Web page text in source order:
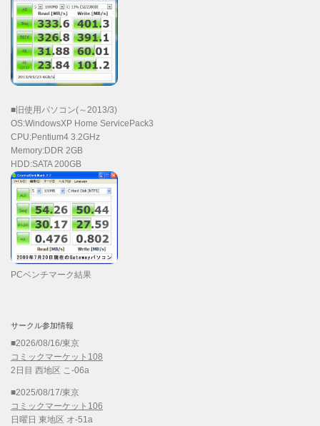
■旧使用パソコン(～2013/3)
OS:WindowsXP Home ServicePack3
CPU:Pentium4 3.2GHz
Memory:DDR 2GB
HDD:SATA 200GB
PCベンチマーク結果
サークル参加情報
■2026/08/16/東京
コミックマーケット108
2日目 西地区 こ-06a
■2025/08/17/東京
コミックマーケット106
日曜日 東地区 オ-51a